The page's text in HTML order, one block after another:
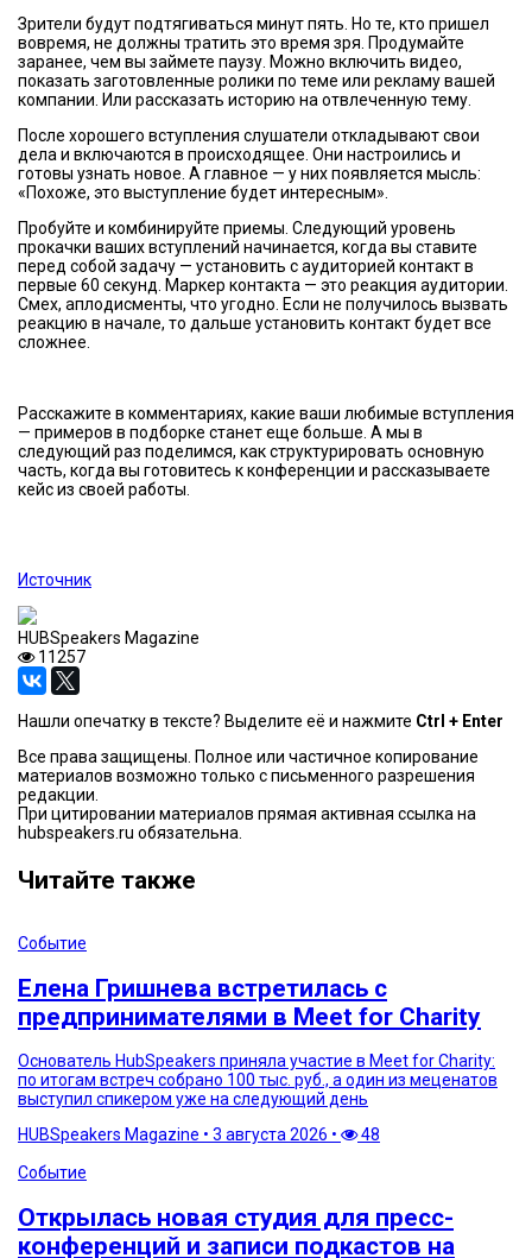
Зрители будут подтягиваться минут пять. Но те, кто пришел
вовремя, не должны тратить это время зря. Продумайте
заранее, чем вы займете паузу. Можно включить видео,
показать заготовленные ролики по теме или рекламу вашей
компании. Или рассказать историю на отвлеченную тему.
После хорошего вступления слушатели откладывают свои
дела и включаются в происходящее. Они настроились и
готовы узнать новое. А главное — у них появляется мысль:
«Похоже, это выступление будет интересным».
Пробуйте и комбинируйте приемы. Следующий уровень
прокачки ваших вступлений начинается, когда вы ставите
перед собой задачу — установить с аудиторией контакт в
первые 60 секунд. Маркер контакта — это реакция аудитории.
Смех, аплодисменты, что угодно. Если не получилось вызвать
реакцию в начале, то дальше установить контакт будет все
сложнее.
Расскажите в комментариях, какие ваши любимые вступления
— примеров в подборке станет еще больше. А мы в
следующий раз поделимся, как структурировать основную
часть, когда вы готовитесь к конференции и рассказываете
кейс из своей работы.
Источник
HUBSpeakers Magazine
11257
Нашли опечатку в тексте? Выделите её и нажмите Ctrl + Enter
Все права защищены. Полное или частичное копирование
материалов возможно только с письменного разрешения
редакции.
При цитировании материалов прямая активная ссылка на
hubspeakers.ru обязательна.
Читайте также
Событие
Елена Гришнева встретилась с
предпринимателями в Meet for Charity
Основатель HubSpeakers приняла участие в Meet for Charity:
по итогам встреч собрано 100 тыс. руб., а один из меценатов
выступил спикером уже на следующий день
HUBSpeakers Magazine • 3 августа 2026 •
48
Событие
Открылась новая студия для пресс-
конференций и записи подкастов на